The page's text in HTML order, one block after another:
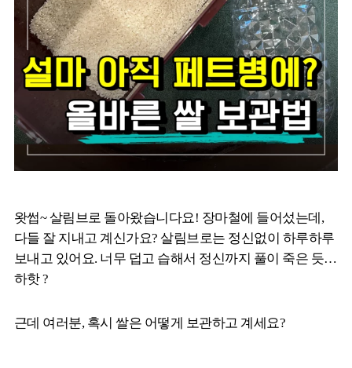
왓썹~ 살림브로 돌아왔습니다요! 장마철에 들어섰는데,
다들 잘 지내고 계신가요? 살림브로는 정신없이 하루하루
보내고 있어요. 너무 덥고 습해서 정신까지 풀이 죽은 듯…
하핫 ?
근데 여러분, 혹시 쌀은 어떻게 보관하고 계세요?